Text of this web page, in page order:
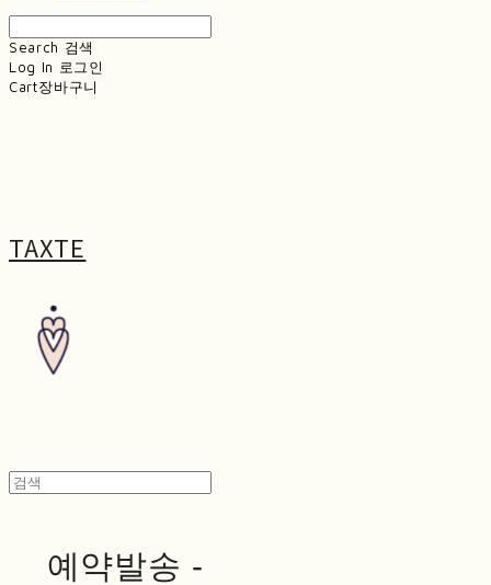
Search 검색
Log In 로그인
Cart장바구니
TAXTE
예약발송 -